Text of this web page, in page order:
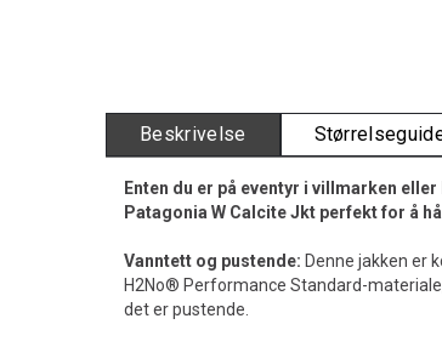
Beskrivelse
Enten du er på eventyr i villmarken
Patagonia W Calcite Jkt perfekt for å
Vanntett og pustende: Denne jakken er
H2No® Performance Standard-
det er pustende.